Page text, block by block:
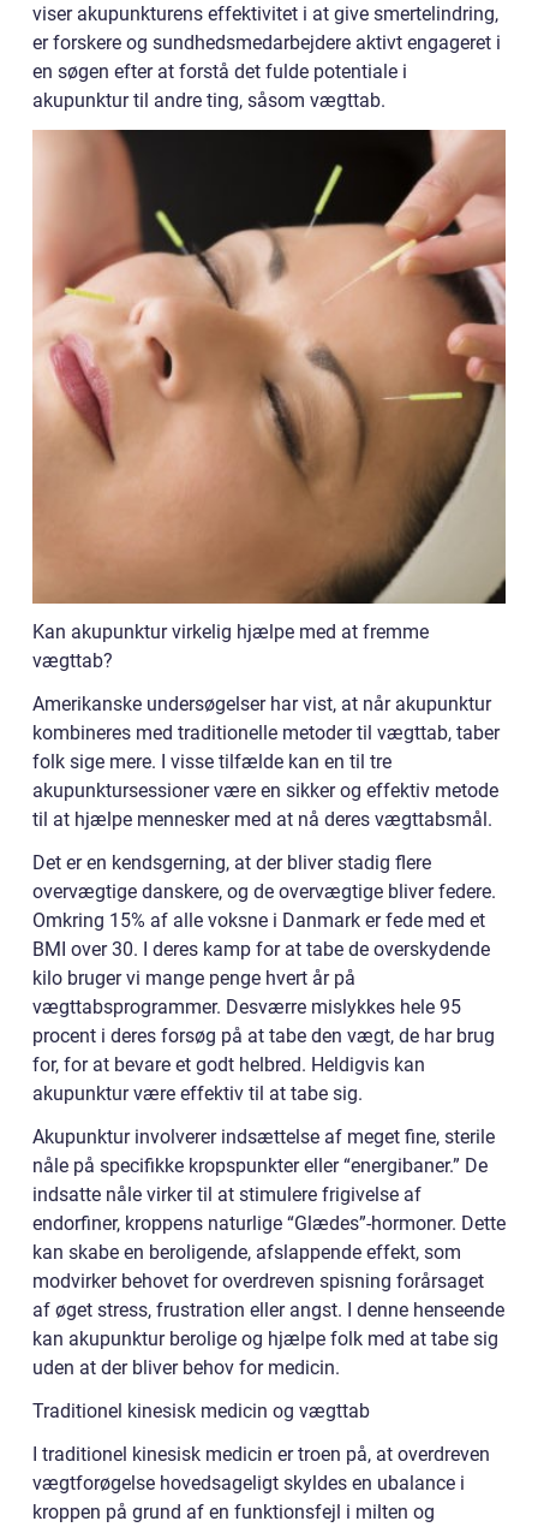
viser akupunkturens effektivitet i at give smertelindring,
er forskere og sundhedsmedarbejdere aktivt engageret i
en søgen efter at forstå det fulde potentiale i
akupunktur til andre ting, såsom vægttab.
Kan akupunktur virkelig hjælpe med at fremme
vægttab?
Amerikanske undersøgelser har vist, at når akupunktur
kombineres med traditionelle metoder til vægttab, taber
folk sige mere. I visse tilfælde kan en til tre
akupunktursessioner være en sikker og effektiv metode
til at hjælpe mennesker med at nå deres vægttabsmål.
Det er en kendsgerning, at der bliver stadig flere
overvægtige danskere, og de overvægtige bliver federe.
Omkring 15% af alle voksne i Danmark er fede med et
BMI over 30. I deres kamp for at tabe de overskydende
kilo bruger vi mange penge hvert år på
vægttabsprogrammer. Desværre mislykkes hele 95
procent i deres forsøg på at tabe den vægt, de har brug
for, for at bevare et godt helbred. Heldigvis kan
akupunktur være effektiv til at tabe sig.
Akupunktur involverer indsættelse af meget fine, sterile
nåle på specifikke kropspunkter eller “energibaner.” De
indsatte nåle virker til at stimulere frigivelse af
endorfiner, kroppens naturlige “Glædes”-hormoner. Dette
kan skabe en beroligende, afslappende effekt, som
modvirker behovet for overdreven spisning forårsaget
af øget stress, frustration eller angst. I denne henseende
kan akupunktur berolige og hjælpe folk med at tabe sig
uden at der bliver behov for medicin.
Traditionel kinesisk medicin og vægttab
I traditionel kinesisk medicin er troen på, at overdreven
vægtforøgelse hovedsageligt skyldes en ubalance i
kroppen på grund af en funktionsfejl i milten og